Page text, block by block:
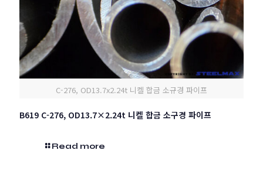
C-276, OD13.7x2.24t 니켈 합금 소규경 파이프
B619 C-276, OD13.7×2.24t 니켈 합금 소구경 파이프
Read more